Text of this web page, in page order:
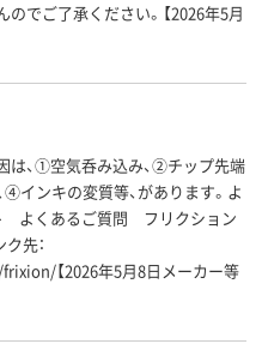
でご了承ください。【2026年5月
は、①空気呑み込み、②チップ先端
インキの変質等、があります。よ
よくあるご質問 フリクション
先：
【2026年5月8日メーカー等